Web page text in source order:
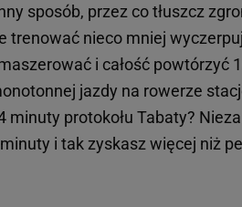
sposób, przez co tłuszcz
trenować nieco mniej
i całość powtórzyć
jazdy na rowerze
minuty protokołu Tabaty?
i tak zyskasz więcej niż